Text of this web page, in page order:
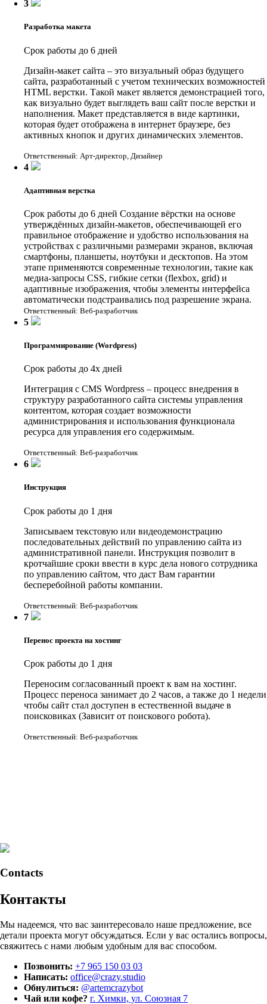
3
Разработка макета
Срок работы до 6 дней
Дизайн-макет сайта – это визуальный образ будущего
сайта, разработанный с учетом технических возможностей
HTML верстки. Такой макет является демонстрацией того,
как визуально будет выглядеть ваш сайт после верстки и
наполнения. Макет представляется в виде картинки,
которая будет отображена в интернет браузере, без
активных кнопок и других динамических элементов.
Ответственный: Арт-директор, Дизайнер
4
Адаптивная верстка
Срок работы до 6 дней Создание вёрстки на основе
утверждённых дизайн-макетов, обеспечивающей его
правильное отображение и удобство использования на
устройствах с различными размерами экранов, включая
смартфоны, планшеты, ноутбуки и десктопов. На этом
этапе применяются современные технологии, такие как
медиа-запросы CSS, гибкие сетки (flexbox, grid) и
адаптивные изображения, чтобы элементы интерфейса
автоматически подстраивались под разрешение экрана.
Ответственный: Веб-разработчик
5
Программирование (Wordpress)
Срок работы до 4х дней
Интеграция с CMS Wordpress – процесс внедрения в
структуру разработанного сайта системы управления
контентом, которая создает возможности
администрирования и использования функционала
ресурса для управления его содержимым.
Ответственный: Веб-разработчик
6
Инструкция
Срок работы до 1 дня
Записываем текстовую или видеодемонстрацию
последовательных действий по управлению сайта из
административной панели. Инструкция позволит в
кротчайшие сроки ввести в курс дела нового сотрудника
по управлению сайтом, что даст Вам гарантии
бесперебойной работы компании.
Ответственный: Веб-разработчик
7
Перенос проекта на хостинг
Срок работы до 1 дня
Переносим согласованный проект к вам на хостинг.
Процесс переноса занимает до 2 часов, а также до 1 недели
чтобы сайт стал доступен в естественной выдаче в
поисковиках (Зависит от поискового робота).
Ответственный: Веб-разработчик
Contacts
Контакты
Мы надеемся, что вас заинтересовало наше предложение, все
детали проекта могут обсуждаться. Если у вас остались вопросы,
свяжитесь с нами любым удобным для вас способом.
Позвонить: +7 965 150 03 03
Написать: office@crazy.studio
Обнулиться: @artemcrazybot
Чай или кофе? г. Химки, ул. Союзная 7